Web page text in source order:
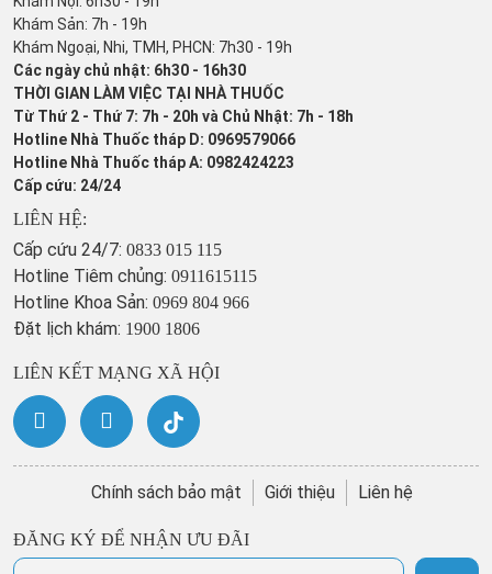
Khám Sản: 7h - 19h
Khám Ngoại, Nhi, TMH, PHCN: 7h30 - 19h
Các ngày chủ nhật: 6h30 - 16h30
THỜI GIAN LÀM VIỆC TẠI NHÀ THUỐC
Từ Thứ 2 - Thứ 7: 7h - 20h và Chủ Nhật: 7h - 18h
Hotline Nhà Thuốc tháp D: 0969579066
Hotline Nhà Thuốc tháp A: 0982424223
Cấp cứu: 24/24
LIÊN HỆ:
Cấp cứu 24/7: 0833 015 115
Hotline Tiêm chủng: 0911615115
Hotline Khoa Sản: 0969 804 966
Đặt lịch khám: 1900 1806
LIÊN KẾT MẠNG XÃ HỘI
Chính sách bảo mật Giới thiệu Liên hệ
ĐĂNG KÝ ĐỂ NHẬN ƯU ĐÃI